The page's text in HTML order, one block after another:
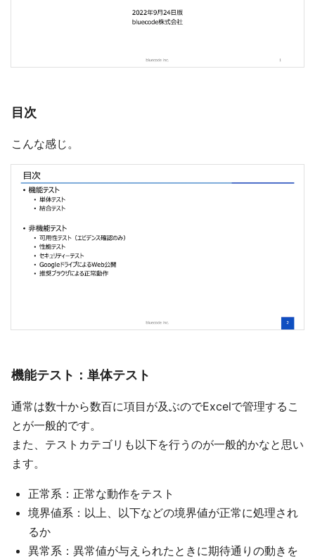
目次
こんな感じ。
機能テスト：単体テスト
通常は数十から数百に項目が及ぶのでExcelで管理するこ
とが一般的です。
また、テストカテゴリも以下を行うのが一般的かなと思い
ます。
正常系：正常な動作をテスト
境界値系：以上、以下などの境界値が正常に処理され
るか
異常系：異常値が与えられたときに期待通りの動きを